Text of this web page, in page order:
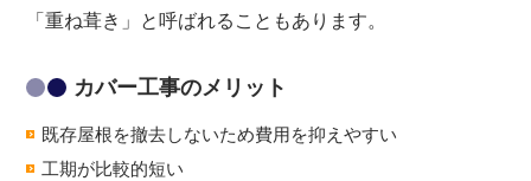
「重ね葺き」と呼ばれることもあります。
カバー工事のメリット
既存屋根を撤去しないため費用を抑えやすい
工期が比較的短い